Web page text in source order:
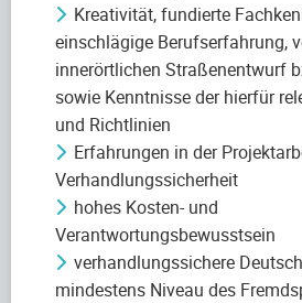
Kreativität, fundierte
einschlägige Berufserfahrung,
innerörtlichen Straßenentwurf
sowie Kenntnisse der hierfür
und Richtlinien
Erfahrungen in der
Verhandlungssicherheit
hohes Kosten- und
Verantwortungsbewusstsein
verhandlungssichere
mindestens Niveau des